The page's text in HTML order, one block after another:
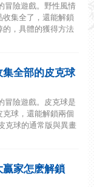
冒險遊戲。野性風情
集全了，還能解鎖
的，具體的獲得方法
集全部的皮克球
冒險遊戲。皮克球是
球，還能解鎖兩個
克球的通常版與異畫
贏家怎麽解鎖